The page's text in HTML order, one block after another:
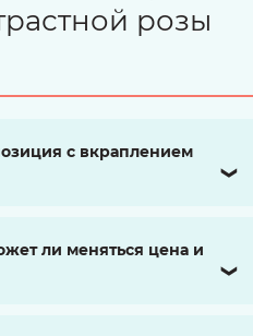
розы
с вкраплением
❯
ли меняться цена и
❯